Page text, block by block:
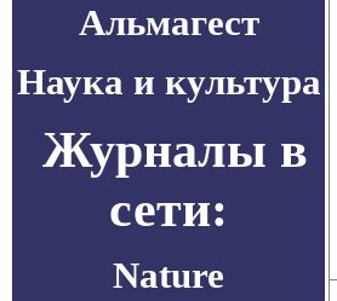
Альмагест
Наука и культура
Журналы в
сети:
Nature